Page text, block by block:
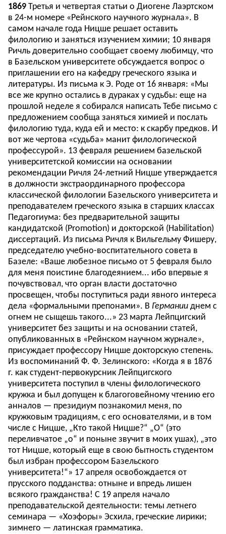
1869Третья и четвертая статьи о Диогене Лаэртском
в 24-м номере «Рейнского научного журнала». В
самом начале года Ницше решает оставить
филологию и заняться изучением химии; 10 января
Ричль доверительно сообщает своему любимцу, что
в Базельском университете обсуждается вопрос о
приглашении его на кафедру греческого языка и
литературы. Из письма к Э. Роде от 16 января: «Мы
все же крупно остались в дураках у судьбы: еще на
прошлой неделе я собирался написать Тебе письмо с
предложением сообща заняться химией и послать
филологию туда, куда ей и место: к скарбу предков. И
вот же чертова «судьба» манит филологической
профессурой». 13 февраля решением базельской
университетской комиссии на основании
рекомендации Ричля 24-летний Ницше утверждается
в должности экстраординарного профессора
классической филологии Базельского университета и
преподавателем греческого языка в старших классах
Педагогиума: без предварительной защиты
кандидатской (Promotion) и докторской (Habilitation)
диссертаций. Из письма Ричля к Вильгельму Фишеру,
председателю учебно-воспитательного совета в
Базеле: «Ваше любезное письмо от 5 февраля было
для меня поистине благодеянием... ибо впервые я
почувствовал, что орган власти достаточно
просвещен, чтобы поступиться ради явного интереса
дела «формальными препонами». В Германииднем с
огнем не сыщешь такого...» 23 марта Лейпцигский
университет без защиты и на основании статей,
опубликованных в «Рейнском научном журнале»,
присуждает профессору Ницше докторскую степень.
Из воспоминаний Ф. Ф. Зелинского: «Когда я в 1876
г. как студент-первокурсник Лейпцигского
университета поступил в члены филологического
кружка и был допущен к благоговейному чтению его
анналов — президиум познакомил меня, по
кружковым традициям, с его основателями, и в том
числе с Ницше, „Кто такой Ницше?“ „О“ (это
переливчатое „о“ и поныне звучит в моих ушах), „это
тот Ницше, который еще в свою бытность студентом
был избран профессором Базельского
университета!“» 17 апреля освобождается от
прусского подданства: отныне и впредь лишен
всякого гражданства! С 19 апреля начало
преподавательской деятельности: темы летнего
семинара — «Хоэфоры» Эсхила, греческие лирики;
зимнего — латинская грамматика.